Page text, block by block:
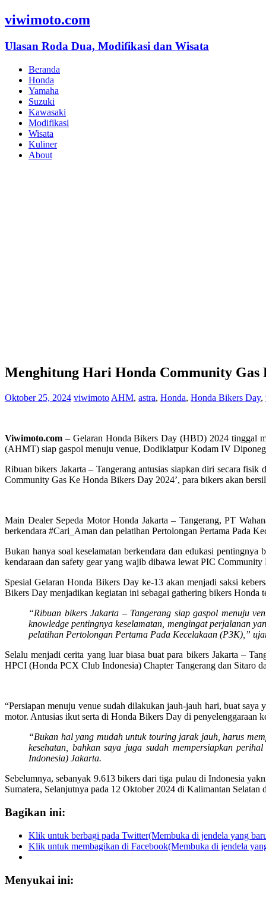
viwimoto.com
Ulasan Roda Dua, Modifikasi dan Wisata
Beranda
Honda
Yamaha
Suzuki
Kawasaki
Modifikasi
Wisata
Kuliner
About
Menghitung Hari Honda Community Gas
Oktober 25, 2024 viwimoto AHM, astra, Honda, Honda Bikers Day,
Viwimoto.com – Gelaran Honda Bikers Day (HBD) 2024 tinggal
(AHMT) siap gaspol menuju venue, Dodiklatpur Kodam IV
Ribuan bikers Jakarta – Tangerang antusias siapkan diri secara
Community Gas Ke Honda Bikers Day 2024’, para bikers akan
Main Dealer Sepeda Motor Honda Jakarta – Tangerang, PT
berkendara #Cari_Aman dan pelatihan Pertolongan Pertama Pada
Bukan hanya soal keselamatan berkendara dan edukasi
kendaraan dan safety gear yang wajib dibawa lewat PIC Community
Spesial Gelaran Honda Bikers Day ke-13 akan menjadi saksi
Bikers Day menjadikan kegiatan ini sebagai gathering bikers Honda
“Ribuan bikers Jakarta – Tangerang siap gaspol menuju
knowledge pentingnya keselamatan, mengingat perjalanan
pelatihan Pertolongan Pertama Pada Kecelakaan (P3K),”
Selalu menjadi cerita yang luar biasa buat para bikers Jakarta –
HPCI (Honda PCX Club Indonesia) Chapter Tangerang dan Sitaro
“Persiapan menuju venue sudah dilakukan jauh-jauh hari, buat
motor. Antusias ikut serta di Honda Bikers Day di penyelenggaraan
“Bukan hal yang mudah untuk touring jarak jauh, harus
kesehatan, bahkan saya juga sudah mempersiapkan
Indonesia) Jakarta.
Sebelumnya, sebanyak 9.613 bikers dari tiga pulau di Indonesia
Sumatera, Selanjutnya pada 12 Oktober 2024 di Kalimantan
Bagikan ini:
Klik untuk berbagi pada Twitter(Membuka di jendela yang
Klik untuk membagikan di Facebook(Membuka di jendela
Menyukai ini: